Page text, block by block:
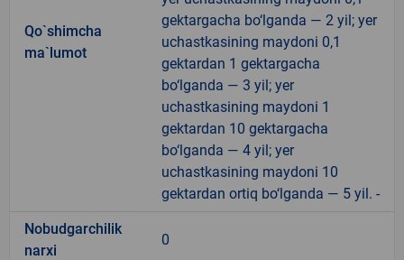
Qo`shimcha
ma`lumot
gektargacha bo‘lganda — 2 yil; yer
uchastkasining maydoni 0,1
gektardan 1 gektargacha
bo‘lganda — 3 yil; yer
uchastkasining maydoni 1
gektardan 10 gektargacha
bo‘lganda — 4 yil; yer
uchastkasining maydoni 10
gektardan ortiq bo‘lganda — 5 yil. -
Nobudgarchilik
narxi
0